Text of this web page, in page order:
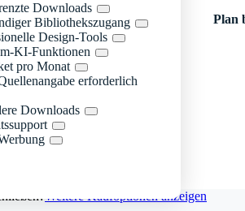
Downloads
Bibliothekszugang
Design-Tools
KI-Funktionen
pro Monat
erforderlich
Downloads
Plan
Weitere Kaufoptionen anzeigen